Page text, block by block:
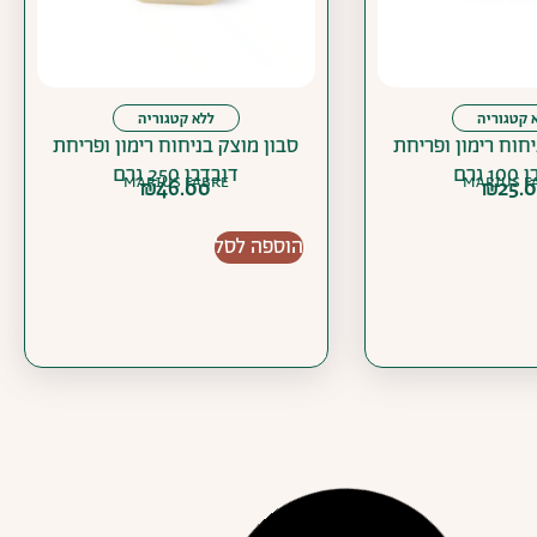
קטגוריה
רימון ופריחת
MARIUS
₪
ללא קטגוריה
סבון מוצק בניחוח רימון ופריחת
דובדבן 250 גרם
MARIUS FABRE
₪46.00
הוספה לסל